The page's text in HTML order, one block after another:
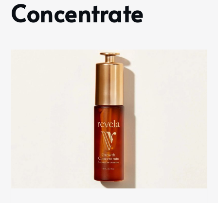
Concentrate